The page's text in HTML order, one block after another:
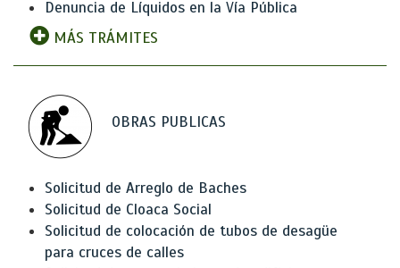
Denuncia de Líquidos en la Vía Pública
MÁS TRÁMITES
OBRAS PUBLICAS
Solicitud de Arreglo de Baches
Solicitud de Cloaca Social
Solicitud de colocación de tubos de desagüe
para cruces de calles